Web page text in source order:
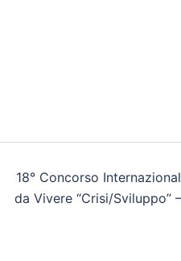
18° Concorso
da Vivere “Crisi/Sviluppo”